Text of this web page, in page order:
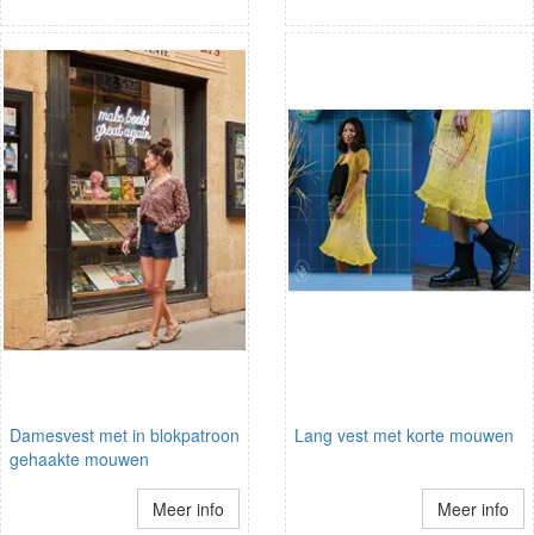
Damesvest met in blokpatroon
gehaakte mouwen
Meer info
Lang vest met korte mouwen
Meer info